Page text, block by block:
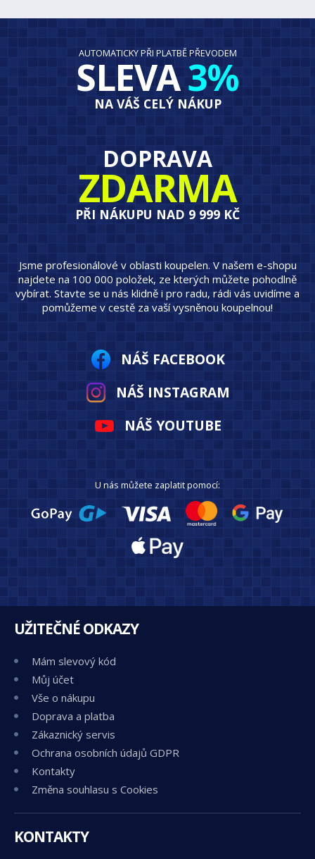
AUTOMATICKY PŘI PLATBĚ PŘEVODEM
SLEVA3%
NA VÁŠ CELÝ NÁKUP
DOPRAVA
ZDARMA
PŘI NÁKUPU NAD 9 999 KČ
Jsme profesionálové v oblasti koupelen. V našem e-shopu
najdete na 100 000 položek, ze kterých můžete pohodlně
vybírat. Stavte se u nás klidně i pro radu, rádi vás uvidíme a
pomůžeme v cestě za vaší vysněnou koupelnou!
NÁŠ FACEBOOK
NÁŠ INSTAGRAM
NÁŠ YOUTUBE
U nás můžete zaplatit pomocí:
UŽITEČNÉ ODKAZY
Mám slevový kód
Můj účet
Vše o nákupu
Doprava a platba
Zákaznický servis
Ochrana osobních údajů GDPR
Kontakty
Změna souhlasu s Cookies
KONTAKTY